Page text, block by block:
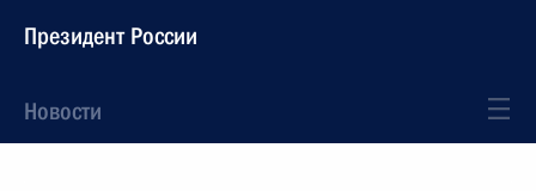
Президент России
Новости